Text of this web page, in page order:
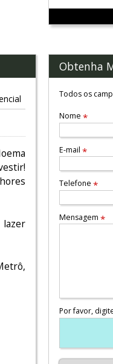
Obtenha
Todos os
Nome*
E-mail*
Telefone*
Mensagem*
Por favor,